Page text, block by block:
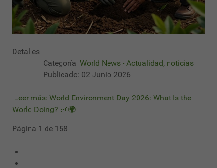
Detalles
Categoría: World News - Actualidad, noticias
Publicado: 02 Junio 2026
Leer más: World Environment Day 2026: What Is the
World Doing? 🌿🌍
Página 1 de 158